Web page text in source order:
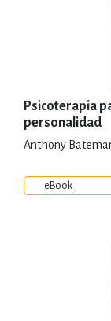
Psicoterapia
personalidad
Anthony
eBook